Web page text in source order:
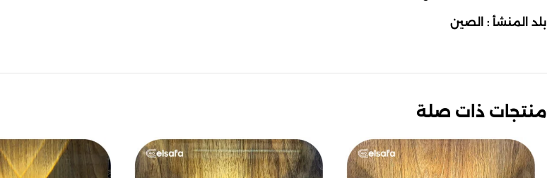
بلد المنشأ : الصين
منتجات ذات صلة